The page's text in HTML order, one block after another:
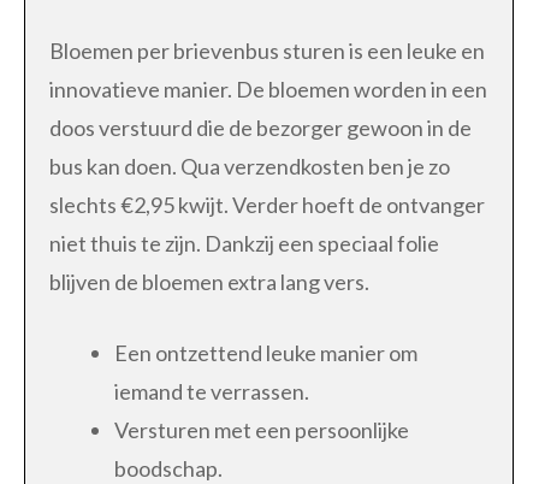
Bloemen per brievenbus sturen is een leuke en
innovatieve manier. De bloemen worden in een
doos verstuurd die de bezorger gewoon in de
bus kan doen. Qua verzendkosten ben je zo
slechts €2,95 kwijt. Verder hoeft de ontvanger
niet thuis te zijn. Dankzij een speciaal folie
blijven de bloemen extra lang vers.
Een ontzettend leuke manier om
iemand te verrassen.
Versturen met een persoonlijke
boodschap.